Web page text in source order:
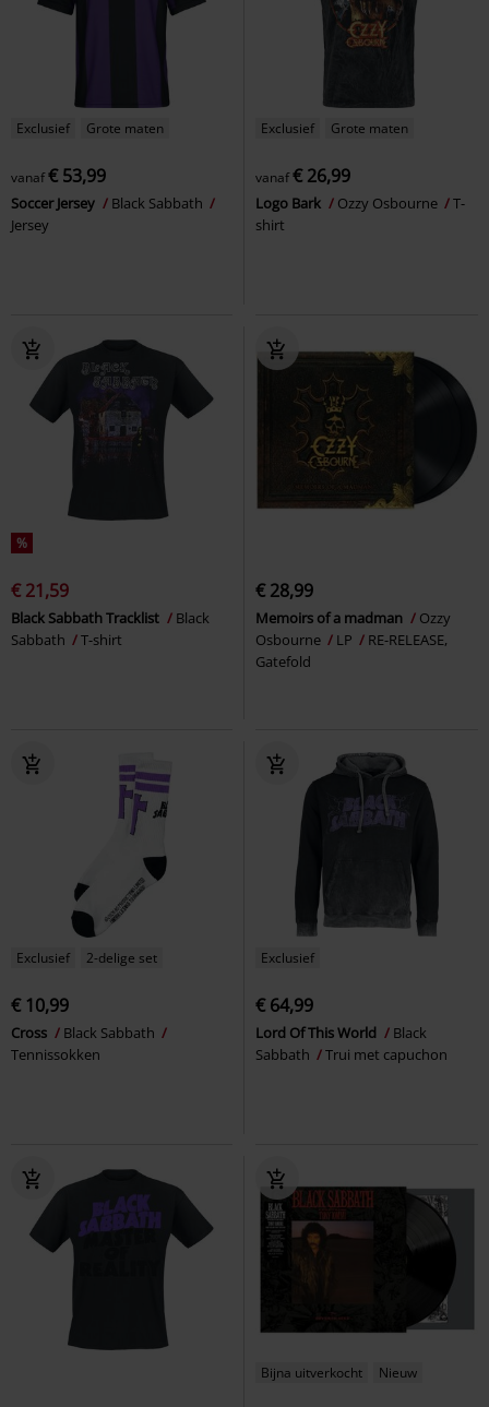
Exclusief Grote maten
vanaf€ 53,99
Soccer Jersey
Black Sabbath
Jersey
Exclusief Grote maten
vanaf€ 26,99
Logo Bark Ozzy Osbourne
T-
shirt
%
€ 21,59
Black Sabbath Tracklist
Black
Sabbath
T-shirt
€ 28,99
Memoirs of a madman
Ozzy
Osbourne
LP
RE-RELEASE,
Gatefold
Exclusief 2-delige set
€ 10,99
Cross
Black Sabbath
Tennissokken
Exclusief
€ 64,99
Lord Of This World
Black
Sabbath
Trui met capuchon
Bijna uitverkocht Nieuw